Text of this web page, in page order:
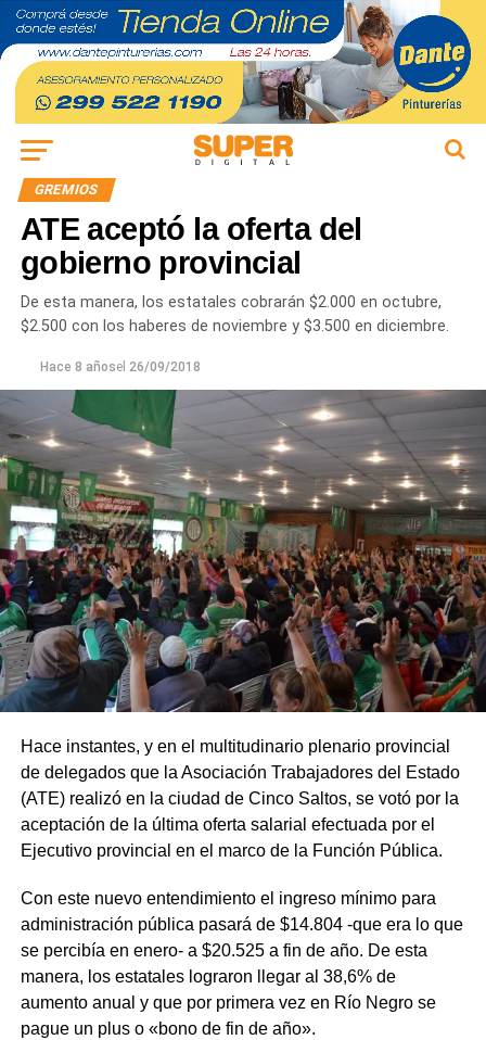
GREMIOS
ATE aceptó la oferta del
gobierno provincial
De esta manera, los estatales cobrarán $2.000 en octubre,
$2.500 con los haberes de noviembre y $3.500 en diciembre.
Hace 8 añosel 26/09/2018
Hace instantes, y en el multitudinario plenario provincial
de delegados que la Asociación Trabajadores del Estado
(ATE) realizó en la ciudad de Cinco Saltos, se votó por la
aceptación de la última oferta salarial efectuada por el
Ejecutivo provincial en el marco de la Función Pública.
Con este nuevo entendimiento el ingreso mínimo para
administración pública pasará de $14.804 -que era lo que
se percibía en enero- a $20.525 a fin de año. De esta
manera, los estatales lograron llegar al 38,6% de
aumento anual y que por primera vez en Río Negro se
pague un plus o «bono de fin de año».